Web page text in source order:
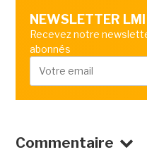
NEWSLETTER LMI
Recevez notre
abonnés
Commentaire